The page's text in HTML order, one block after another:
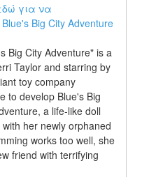
για να
Big City Adventure
Taylor and starring by
toy company
to develop Blue's Big
a life-like doll
her newly orphaned
works too well, she
friend with terrifying